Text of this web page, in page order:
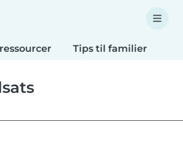
Tips til familier